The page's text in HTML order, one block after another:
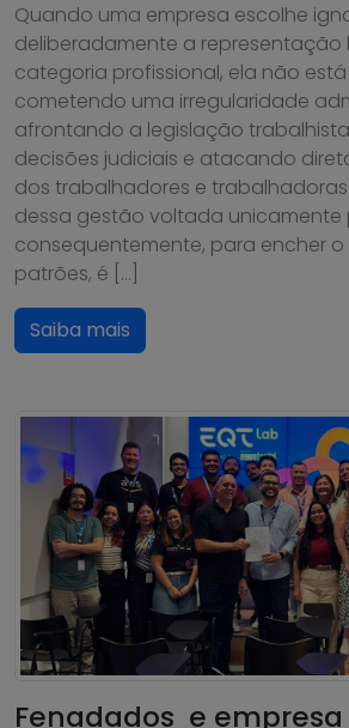
Quando uma empresa escolhe
deliberadamente a representação
categoria profissional, ela não
cometendo uma irregularidade
afrontando a legislação
decisões judiciais e atacando
dos trabalhadores e
dessa gestão voltada unicamente
consequentemente, para encher
patrões, é […]
Saiba mais
Fenadados e empresa